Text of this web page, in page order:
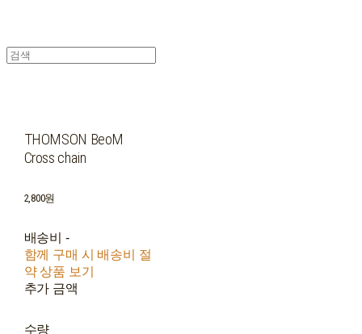
THOMSON BeoM
Cross chain
2,800원
배송비 -
함께 구매 시 배송비 절
약 상품 보기
추가 금액
수량